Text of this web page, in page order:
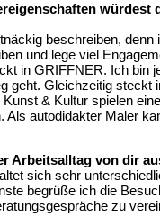
würdest
beschreiben, denn
und lege viel
in GRIFFNER. Ich bin
geht. Gleichzeitig steckt
& Kultur spielen
Als autodidakter Maler
Arbeitsalltag von dir
sich sehr
begrüße ich die
zu